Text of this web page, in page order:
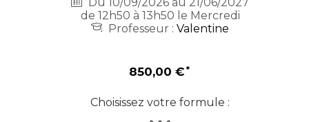
Du 10/09/2026 au 21/06/2027
de 12h50 à 13h50 le Mercredi
Professeur :Valentine
850,00 €
Choisissez votre formule :